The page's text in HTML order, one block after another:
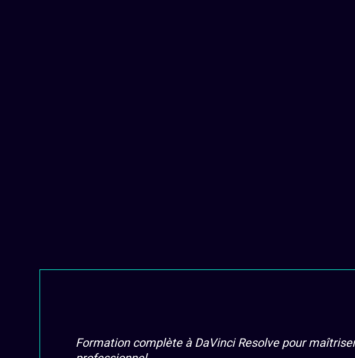
Formation complète à DaVinci Resolve pour